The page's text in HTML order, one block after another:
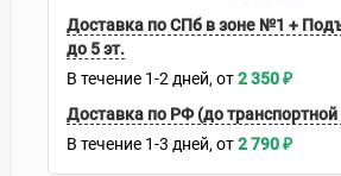
Доставка по СПб в зоне №1 +
до 5 эт.
В течение 1-2 дней 2 350₽
Доставка по РФ (до
В течение 1-3 дней 2 790₽